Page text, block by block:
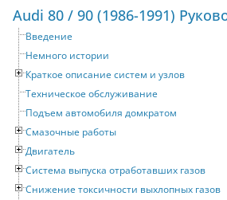
Введение
Немного истории
Краткое описание систем и узлов
Техническое обслуживание
Подъем автомобиля домкратом
Смазочные работы
Двигатель
Система выпуска отработавших газов
Снижение токсичности выхлопных газов